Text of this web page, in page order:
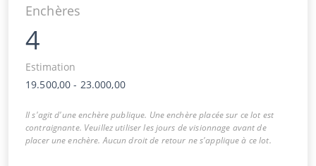
Enchères
4
Estimation
19.500,00 - 23.000,00
Il s'agit d'une enchère publique. Une enchère placée sur ce lot est
contraignante. Veuillez utiliser les jours de visionnage avant de
placer une enchère. Aucun droit de retour ne s'applique à ce lot.